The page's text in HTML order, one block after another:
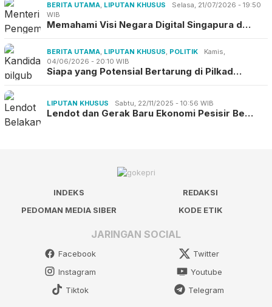
BERITA UTAMA, LIPUTAN KHUSUS
Selasa, 21/07/2026 - 19:50
WIB
Memahami Visi Negara Digital Singapura d…
BERITA UTAMA, LIPUTAN KHUSUS, POLITIK
Kamis,
04/06/2026 - 20:10 WIB
Siapa yang Potensial Bertarung di Pilkad…
LIPUTAN KHUSUS Sabtu, 22/11/2025 - 10:56 WIB
Lendot dan Gerak Baru Ekonomi Pesisir Be…
INDEKS
REDAKSI
PEDOMAN MEDIA SIBER
KODE ETIK
JARINGAN SOCIAL
Facebook
Twitter
Instagram
Youtube
Tiktok
Telegram